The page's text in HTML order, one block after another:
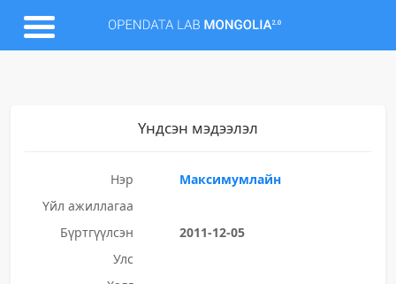
Үндсэн мэдээлэл
Нэр
Максимумлайн
Үйл ажиллагаа
Бүртгүүлсэн
2011-12-05
Улс